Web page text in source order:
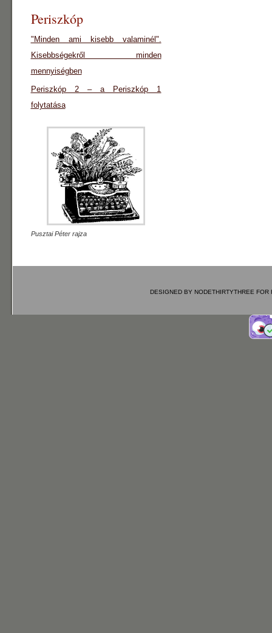
Periszkóp
"Minden ami kisebb valaminél".
Kisebbségekről minden
mennyiségben
Periszkóp 2 – a Periszkóp 1
folytatása
Pusztai Péter rajza
DESIGNED BY NODETHIRTYTHREE FOR